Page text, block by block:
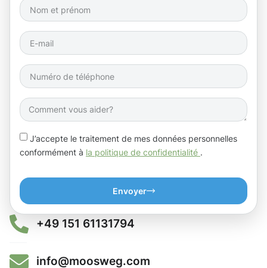
J’accepte le traitement de mes données personnelles
conformément à la politique de confidentialité .
Envoyer
+49 151 61131794
info@moosweg.com